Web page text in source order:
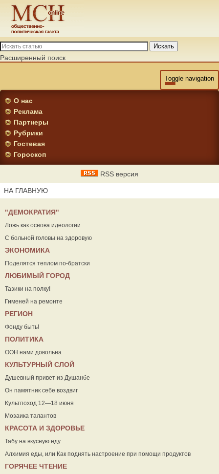
Искать
Расширенный поиск
Toggle navigation
О нас
Реклама
Партнеры
Рубрики
Гостевая
Гороскоп
RSS версия
НА ГЛАВНУЮ
"ДЕМОКРАТИЯ"
Ложь как основа идеологии
С больной головы на здоровую
ЭКОНОМИКА
Поделятся теплом по-братски
ЛЮБИМЫЙ ГОРОД
Тазики на полку!
Гименей на ремонте
РЕГИОН
Фонду быть!
ПОЛИТИКА
ООН нами довольна
КУЛЬТУРНЫЙ СЛОЙ
Душевный привет из Душанбе
Он памятник себе воздвиг
Культпоход 12—18 июня
Мозаика талантов
КРАСОТА И ЗДОРОВЬЕ
Табу на вкусную еду
Алхимия еды, или Как поднять настроение при помощи продуктов
ГОРЯЧЕЕ ЧТЕНИЕ